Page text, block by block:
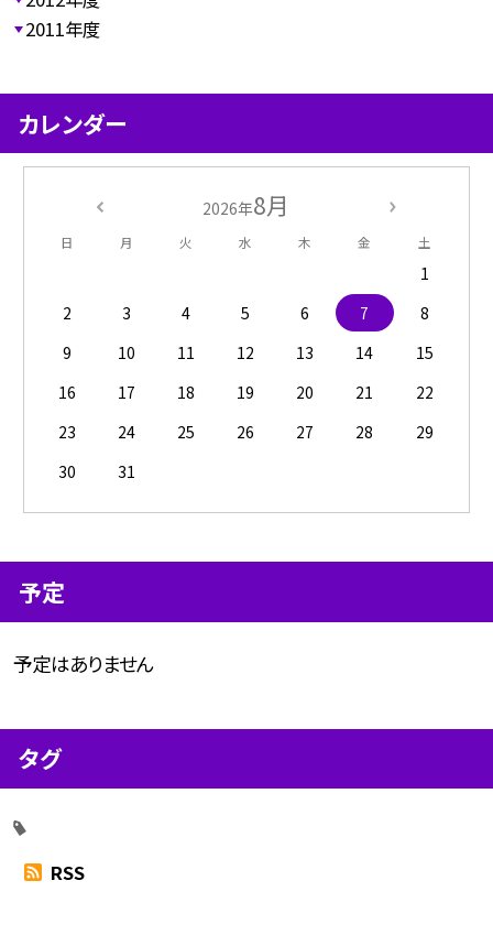
2011年度
カレンダー
2026年8月
日 月 火 水 木 金 土
1
2
3 4 5 6 7
8
9
10 11 12 13 14
15
16
17 18 19 20 21
22
23
24 25 26 27 28
29
30
31
予定
予定はありません
タグ
RSS